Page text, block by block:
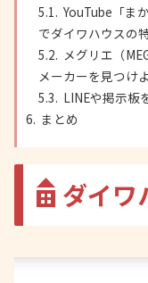
YouTube「ま
でダイワハウスの
メグリエ（
メーカーを見つけ
LINEや掲示板
まとめ
ダイワ